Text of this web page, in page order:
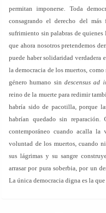
permitan imponerse. Toda
consagrando el derecho del más
sufrimiento sin palabras de
que ahora nosotros pretendemos
puede haber solidaridad verdadera
la democracia de los muertos,
género humano sindescensus ad
reino de la muerte para redimir
habría sido de pacotilla, porque
habrían quedado sin
contemporáneo cuando acalla
voluntad de los muertos, cuando
sus lágrimas y su sangre
arrasar por pura soberbia, por un
La única democracia digna es la